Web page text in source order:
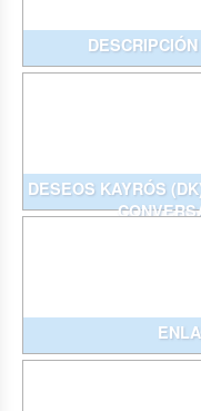
DESEOS KAYRÓS